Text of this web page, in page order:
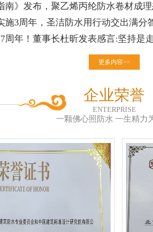
南》发布，聚乙烯丙纶防水卷材成
施3周年，圣洁防水用行动交出满分
周年！董事长杜昕发表感言:坚持是
更多内容>>
企业荣誉
ENTERPRISE
一颗佛心照防水 一生精力